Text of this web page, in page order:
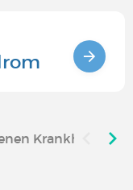
Krankheit